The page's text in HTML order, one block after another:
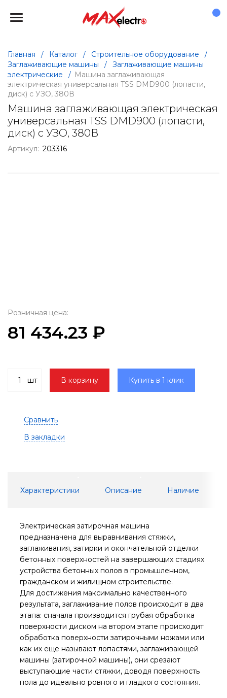
Главная / Каталог / Строительное оборудование
/
Заглаживающие машины
/
Заглаживающие машины
электрические
/ Машина заглаживающая
электрическая универсальная TSS DMD900 (лопасти,
диск) с УЗО, 380В
Машина заглаживающая электрическая
универсальная TSS DMD900 (лопасти,
диск) с УЗО, 380В
Артикул: 203316
Розничная цена:
81 434.23 ₽
шт В корзину Купить в 1 клик
Сравнить
В закладки
Характеристики Описание Наличие
Электрическая затирочная машина
предназначена для выравнивания стяжки,
заглаживания, затирки и окончательной отделки
бетонных поверхностей на завершающих стадиях
устройства бетонных полов в промышленном,
гражданском и жилищном строительстве.
Для достижения максимально качественного
результата, заглаживание полов происходит в два
этапа: сначала производится грубая обработка
поверхности диском на втором этапе происходит
обработка поверхности затирочными ножами или
как их еще называют лопастями, заглаживающей
машины (затирочной машины), они срезают
выступающие части стяжки, доводя поверхность
пола до идеально ровного и гладкого состояния.